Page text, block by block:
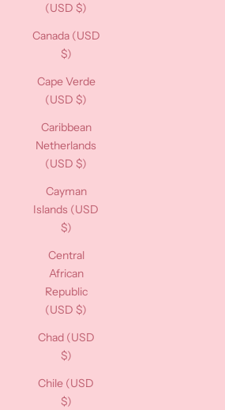
(USD $)
Canada (USD
$)
Cape Verde
(USD $)
Caribbean
Netherlands
(USD $)
Cayman
Islands (USD
$)
Central
African
Republic
(USD $)
Chad (USD
$)
Chile (USD
$)